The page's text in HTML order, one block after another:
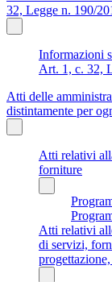
32, Legge n. 190/
Informazioni
Art. 1, c. 32,
Atti delle
distintamente per
Atti relativi
forniture
Atti relativi
di servizi,